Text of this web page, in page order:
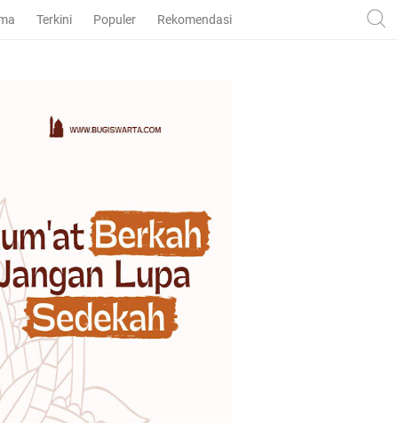
Terkini Populer Rekomendasi